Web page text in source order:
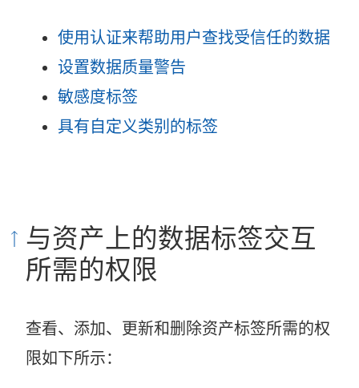
使用认证来帮助用户查找受信任的数据
设置数据质量警告
敏感度标签
具有自定义类别的标签
与资产上的数据标签交互
所需的权限
查看、添加、更新和删除资产标签所需的权
限如下所示：